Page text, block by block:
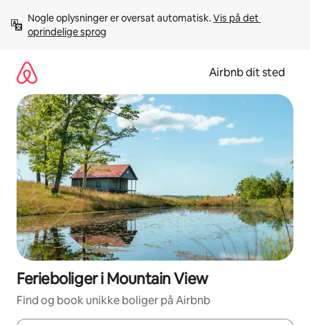
videre
Nogle oplysninger er oversat automatisk. Vis på det
oprindelige sprog
Airbnb dit sted
Ferieboliger i Mountain View
Find og book unikke boliger på Airbnb